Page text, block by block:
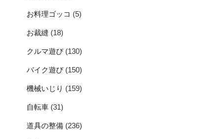
お料理ゴッコ (5)
お裁縫 (18)
クルマ遊び (130)
バイク遊び (150)
機械いじり (159)
自転車 (31)
道具の整備 (236)